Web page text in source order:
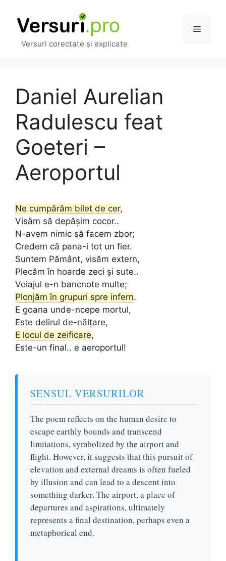
conținut
Versuri corectate și explicate
Meniu
Daniel Aurelian
Radulescu feat
Goeteri –
Aeroportul
Ne cumpărăm bilet de cer,
Visăm să depășim cocor..
N-avem nimic să facem zbor;
Credem că pana-i tot un fier.
Suntem Pământ, visăm extern,
Plecăm în hoarde zeci și sute..
Voiajul e-n bancnote multe;
Plonjăm în grupuri spre infern.
E goana unde-ncepe mortul,
Este delirul de-nălțare,
E locul de zeificare,
Este-un final.. e aeroportul!
SENSUL VERSURILOR
The poem reflects on the human desire to
escape earthly bounds and transcend
limitations, symbolized by the airport and
flight. However, it suggests that this pursuit of
elevation and external dreams is often fueled
by illusion and can lead to a descent into
something darker. The airport, a place of
departures and aspirations, ultimately
represents a final destination, perhaps even a
metaphorical end.